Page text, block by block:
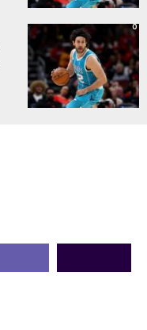
0